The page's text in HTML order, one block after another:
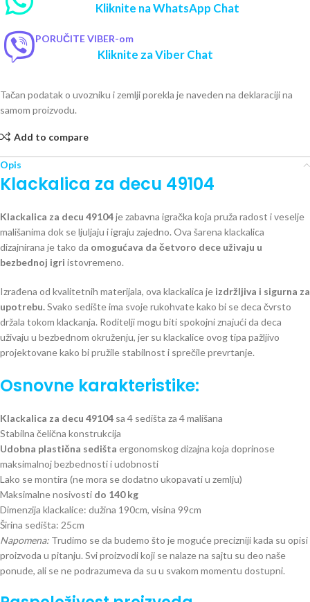
Kliknite na WhatsApp Chat
PORUČITE VIBER-om
Kliknite za Viber Chat
Tačan podatak o uvozniku i zemlji porekla je naveden na deklaraciji na
samom proizvodu.
Add to compare
Opis
Klackalica za decu 49104
Klackalica za decu 49104je zabavna igračka koja pruža radost i veselje
mališanima dok se ljuljaju i igraju zajedno. Ova šarena klackalica
dizajnirana je tako da omogućava da četvoro dece uživaju u
bezbednoj igri istovremeno.
Izrađena od kvalitetnih materijala, ova klackalica je izdržljiva i sigurna za
upotrebu.Svako sedište ima svoje rukohvate kako bi se deca čvrsto
držala tokom klackanja. Roditelji mogu biti spokojni znajući da deca
uživaju u bezbednom okruženju, jer su klackalice ovog tipa pažljivo
projektovane kako bi pružile stabilnost i sprečile prevrtanje.
Osnovne karakteristike:
Klackalica za decu 49104 sa 4 sedišta za 4 mališana
Stabilna čelična konstrukcija
Udobna plastična sedišta ergonomskog dizajna koja doprinose
maksimalnoj bezbednosti i udobnosti
Lako se montira (ne mora se dodatno ukopavati u zemlju)
Maksimalne nosivosti do 140 kg
Dimenzija klackalice: dužina 190cm, visina 99cm
Širina sedišta: 25cm
Napomena: Trudimo se da budemo što je moguće precizniji kada su opisi
proizvoda u pitanju. Svi proizvodi koji se nalaze na sajtu su deo naše
ponude, ali se ne podrazumeva da su u svakom momentu dostupni.